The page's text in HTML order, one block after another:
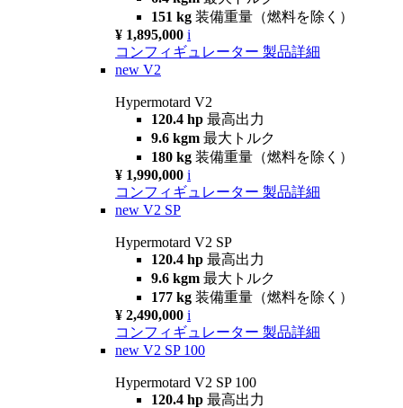
151 kg 装備重量（燃料を除く）
¥ 1,895,000 i
コンフィギュレーター 製品詳細
new V2
Hypermotard V2
120.4 hp 最高出力
9.6 kgm 最大トルク
180 kg 装備重量（燃料を除く）
¥ 1,990,000 i
コンフィギュレーター 製品詳細
new V2 SP
Hypermotard V2 SP
120.4 hp 最高出力
9.6 kgm 最大トルク
177 kg 装備重量（燃料を除く）
¥ 2,490,000 i
コンフィギュレーター 製品詳細
new V2 SP 100
Hypermotard V2 SP 100
120.4 hp 最高出力